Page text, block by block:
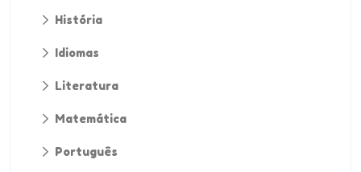
História
Idiomas
Literatura
Matemática
Português